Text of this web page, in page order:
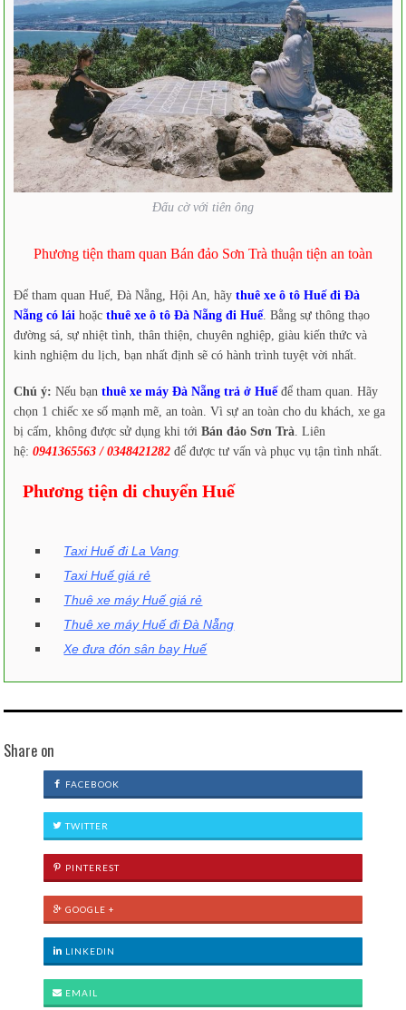
Đấu cờ với tiên ông
Phương tiện tham quan Bán đảo Sơn Trà thuận tiện an toàn
Để tham quan Huế, Đà Nẵng, Hội An, hãythuê xe ô tô Huế đi Đà
Nẵng có láihoặc thuê xe ô tô Đà Nẵng đi Huế. Bằng sự thông thạo
đường sá, sự nhiệt tình, thân thiện, chuyên nghiệp, giàu kiến thức và
kinh nghiệm du lịch, bạn nhất định sẽ có hành trình tuyệt vời nhất.
Chú ý: Nếu bạn thuê xe máy Đà Nẵng trả ở Huếđể tham quan. Hãy
chọn 1 chiếc xe số mạnh mẽ, an toàn. Vì sự an toàn cho du khách, xe ga
bị cấm, không được sử dụng khi tớiBán đảo Sơn Trà. Liên
hệ:0941365563 / 0348421282 để được tư vấn và phục vụ tận tình nhất.
Phương tiện di chuyển Huế
Taxi Huế đi La Vang
Taxi Huế giá rẻ
Thuê xe máy Huế giá rẻ
Thuê xe máy Huế đi Đà Nẵng
Xe đưa đón sân bay Huế
Share on
FACEBOOK
TWITTER
PINTEREST
GOOGLE +
LINKEDIN
EMAIL